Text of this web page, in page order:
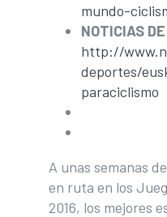
mundo-
NOTICIAS
http://
deportes/
paraciclismo
A unas semanas
en ruta en los
2016, los mejores